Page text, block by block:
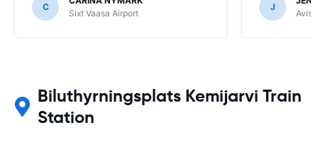
C
Sixt Vaasa Airport
J
Avis
Biluthyrningsplats Kemijarvi Train
Station